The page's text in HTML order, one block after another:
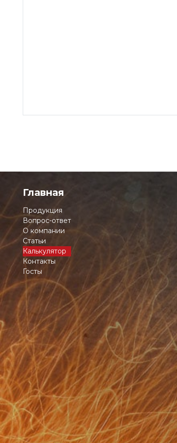
Главная
Продукция
Вопрос-ответ
О компании
Статьи
Калькулятор
Контакты
Госты